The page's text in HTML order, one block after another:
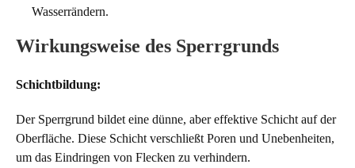
Wasserrändern.
Wirkungsweise des Sperrgrunds
Schichtbildung:
Der Sperrgrund bildet eine dünne, aber effektive Schicht auf der
Oberfläche. Diese Schicht verschließt Poren und Unebenheiten,
um das Eindringen von Flecken zu verhindern.